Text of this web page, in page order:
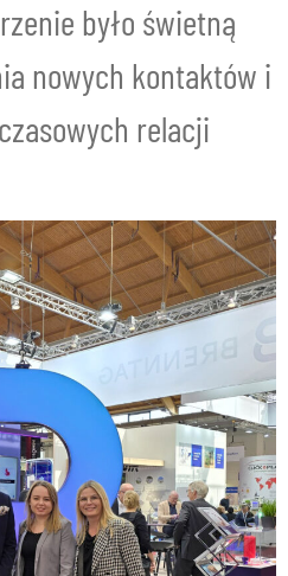
było świetną
nowych kontaktów i
relacji